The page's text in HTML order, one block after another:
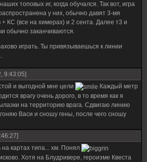
топовых иг, когда обучался. Так вот, игра
у них, обычно давят 3-мя
+ КС (все на химерах) и 2 сента. Далее т3 и
обычно заканчиваются.
играть. Ты привязываешься к линии
9:43:05]
и выгодной мне цели
Каждый метр
врагу очень дорого, в то время как я
на территорию врага. Сдвигаю линию
Васи и сношу гены, после чего сношу
картах типа... хм. Понял
Хотя на Блудривере, героизме Квеста